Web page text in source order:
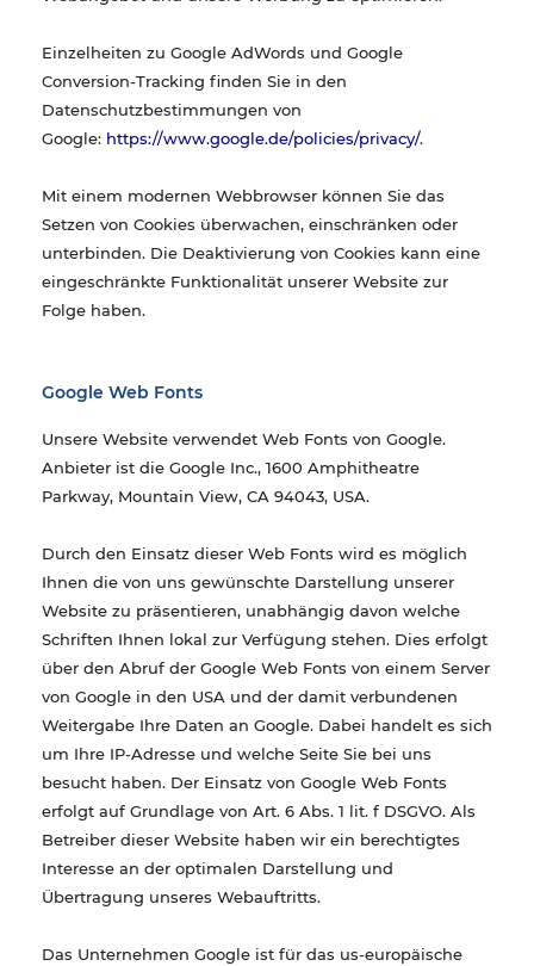
Einzelheiten zu Google AdWords und Google
Conversion-Tracking finden Sie in den
Datenschutzbestimmungen von
Google: https://www.google.de/policies/privacy/.
Mit einem modernen Webbrowser können Sie das
Setzen von Cookies überwachen, einschränken oder
unterbinden. Die Deaktivierung von Cookies kann eine
eingeschränkte Funktionalität unserer Website zur
Folge haben.
Google Web Fonts
Unsere Website verwendet Web Fonts von Google.
Anbieter ist die Google Inc., 1600 Amphitheatre
Parkway, Mountain View, CA 94043, USA.
Durch den Einsatz dieser Web Fonts wird es möglich
Ihnen die von uns gewünschte Darstellung unserer
Website zu präsentieren, unabhängig davon welche
Schriften Ihnen lokal zur Verfügung stehen. Dies erfolgt
über den Abruf der Google Web Fonts von einem Server
von Google in den USA und der damit verbundenen
Weitergabe Ihre Daten an Google. Dabei handelt es sich
um Ihre IP-Adresse und welche Seite Sie bei uns
besucht haben. Der Einsatz von Google Web Fonts
erfolgt auf Grundlage von Art. 6 Abs. 1 lit. f DSGVO. Als
Betreiber dieser Website haben wir ein berechtigtes
Interesse an der optimalen Darstellung und
Übertragung unseres Webauftritts.
Das Unternehmen Google ist für das us-europäische